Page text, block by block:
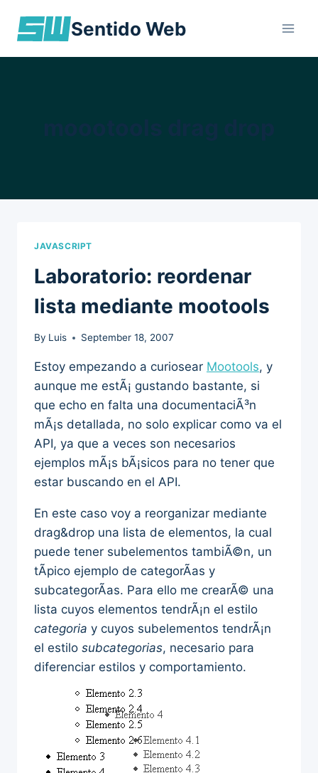
Sentido Web
JAVASCRIPT
Laboratorio: reordenar
lista mediante mootools
By Luis September 18, 2007
Estoy empezando a curiosear Mootools, y
aunque me estÃ¡ gustando bastante, si
que echo en falta una documentaciÃ³n
mÃ¡s detallada, no solo explicar como va el
API, ya que a veces son necesarios
ejemplos mÃ¡s bÃ¡sicos para no tener que
estar buscando en el API.
En este caso voy a reorganizar mediante
drag&drop una lista de elementos, la cual
puede tener subelementos tambiÃ©n, un
tÃ­pico ejemplo de categorÃ­as y
subcategorÃ­as. Para ello me crearÃ© una
lista cuyos elementos tendrÃ¡n el estilo
categoria y cuyos subelementos tendrÃ¡n
el estilo subcategorias, necesario para
diferenciar estilos y comportamiento.